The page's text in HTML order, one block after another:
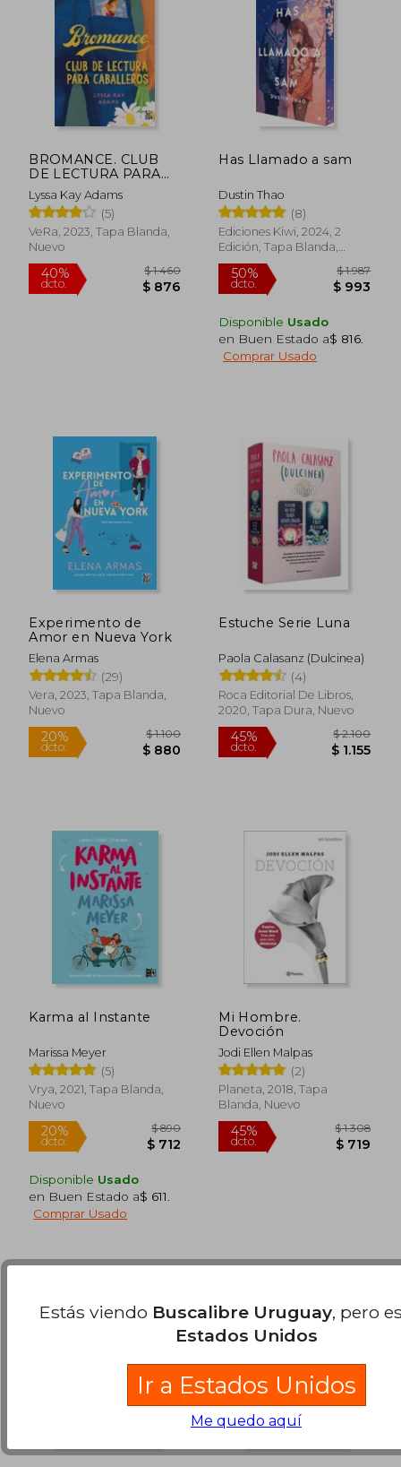
dcto. dcto.
50%
dcto.
45%
dcto.
BROMANCE. CLUB
DE LECTURA PARA
CABALLEROS
Lyssa Kay Adams
(5)
VeRa, 2023, Tapa Blanda,
Nuevo
40%
Has Llamado a sam
Dustin Thao
(8)
Ediciones Kiwi, 2024, 2
Edición, Tapa Blanda,
Nuevo
50%
dcto.
Disponible Usado
en Buen Estado a$ 816
Comprar Usado
Experimento de
Amor en Nueva York
Elena Armas
(29)
Vera, 2023, Tapa Blanda,
Nuevo
Estuche Serie Luna
Paola Calasanz (Dulcinea)
(4)
Roca Editorial De Libros,
2020, Tapa Dura, Nuevo
Karma al Instante
Marissa Meyer
(5)
Vrya, 2021, Tapa Blanda,
Nuevo
Disponible Usado
en Buen Estado a$ 611
Comprar Usado
Mi Hombre.
Devoción
Jodi Ellen Malpas
(2)
Planeta, 2018, Tapa
Blanda, Nuevo
Estás viendo Buscalibre Uruguay, pero
Estados Unidos
Ir a Estados Unidos
Me quedo aquí